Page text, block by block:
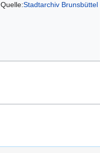
Quelle:Stadtarchiv Brunsbüttel